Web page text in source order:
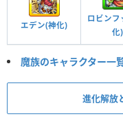
エデン(神化)
ロビンフ
化)
魔族のキャラクター一
進化解放